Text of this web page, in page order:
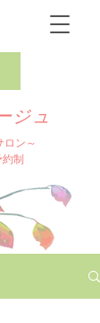
ジュ
ロン～
制